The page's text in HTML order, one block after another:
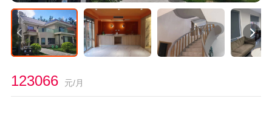
123066 元/月